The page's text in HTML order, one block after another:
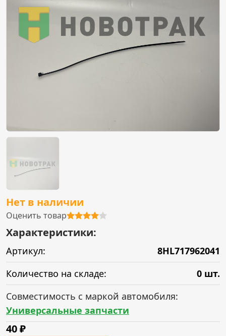
Нет в наличии
Оценить товар
Характеристики:
Артикул:
8HL717962041
Количество на складе:
0 шт.
Совместимость с маркой автомобиля:
Универсальные запчасти
40₽